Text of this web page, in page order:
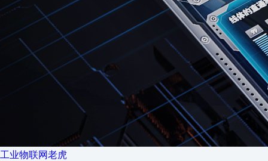
工业物联网老虎